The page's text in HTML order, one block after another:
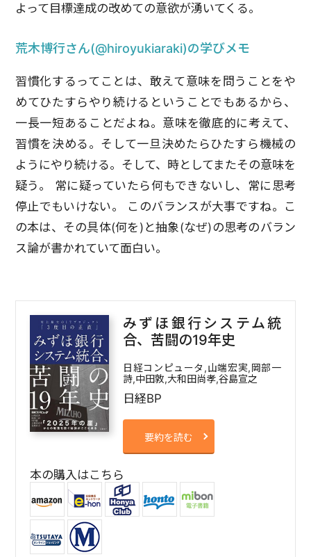
よって目標達成の改めての意欲が湧いてくる。
荒木博行さん(@hiroyukiaraki)の学びメモ
習慣化するってことは、敢えて意味を問うことをや
めてひたすらやり続けるということでもあるから、
一長一短あることだよね。 意味を徹底的に考えて、
習慣を決める。そして一旦決めたらひたすら機械の
ようにやり続ける。そして、時としてまたその意味を
疑う。 常に疑っていたら何もできないし、常に思考
停止でもいけない。 このバランスが大事ですね。
こ
の本は、その具体(何を)と抽象(なぜ)の思考のバラン
ス論が書かれていて面白い。
みずほ銀行システム統
合、苦闘の19年史
日経コンピュータ,山端宏実,岡部一
詩,中田敦,大和田尚孝,谷島宣之
日経BP
要約を読む
本の購入はこちら